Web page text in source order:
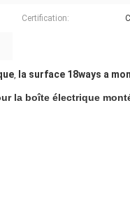
Certification:
, la surface 18ways a
la boîte électrique